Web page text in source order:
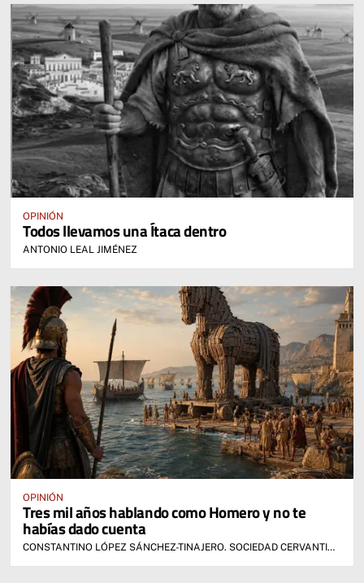
OPINIÓN
Todos llevamos una Ítaca dentro
ANTONIO LEAL JIMÉNEZ
OPINIÓN
Tres mil años hablando como Homero y no te
habías dado cuenta
CONSTANTINO LÓPEZ SÁNCHEZ-TINAJERO. SOCIEDAD CERVANTINA DE ALCÁZAR DE SAN JUAN